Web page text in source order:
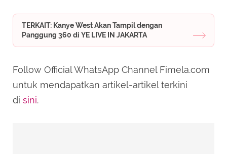
TERKAIT: Kanye West Akan Tampil dengan
Panggung 360 di YE LIVE IN JAKARTA
Follow Official WhatsApp Channel Fimela.com
untuk mendapatkan artikel-artikel terkini
di sini.